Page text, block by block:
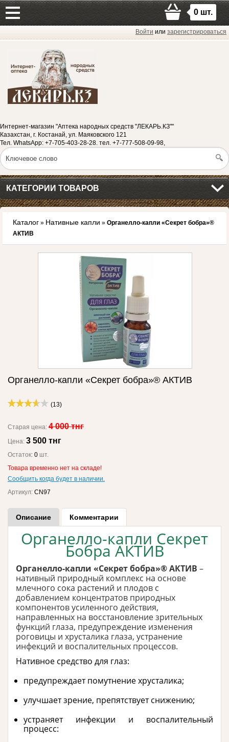
Войти или зарегистрироваться
Интернет-магазин "Аптека народных средств "ЛЕКАРЬ.КЗ""
Казахстан, г. Костанай, ул. Маяковского 121
Тел. WhatsApp: +7-705-403-28-28. тел. +7-777-508-09-98,
0 шт.
КАТЕГОРИИ ТОВАРОВ
Каталог » Нативные капли » Органелло-капли «Секрет бобра»®
АКТИВ
Органелло-капли «Секрет бобра»® АКТИВ
(13)
Старая цена: 4 000 тнг
Цена: 3 500 тнг
Остаток: 0 шт.
Товара временно нет на складе!
Сообщить когда будет в наличии.
Артикул: CN97
Описание Комментарии
Органелло-капли Секрет
Бобра АКТИВ
Органелло-капли «Секрет бобра»® АКТИВ –
нативный природный комплекс на основе
млечного сока растений и плодов с
добавлением концентратов природных
компонентов усиленного действия,
направленных на восстановление зрительных
функций глаза, предупреждение изменения
роговицы и хрусталика глаза, устранение
инфекций и воспалительных процессов.
Нативное средство для глаз:
предупреждает помутнение хрусталика;
улучшает зрение, препятствует снижению;
устраняет инфекции и воспалительный
процесс: